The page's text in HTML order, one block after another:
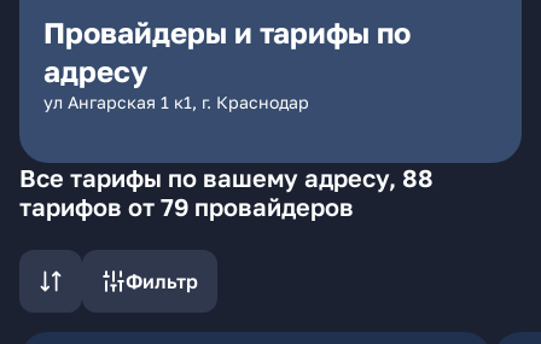
Провайдеры и тарифы по
адресу
ул Ангарская 1 к1, г. Краснодар
Все тарифы по вашему адресу, 88
тарифов от 79 провайдеров
Фильтр